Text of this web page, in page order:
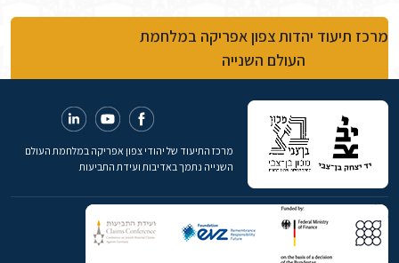
מרכז תיעוד יהדות צפון אפריקה במלחמת
העולם השנייה
מרכז התיעוד של יהודי צפון אפריקה במלחמת העולם
השנייה נתמך באדיבות ועידת התביעות